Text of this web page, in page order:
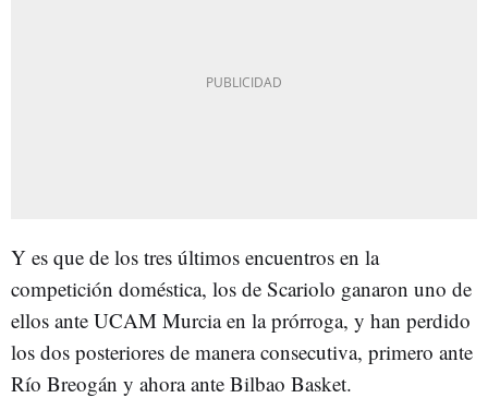
Y es que de los tres últimos encuentros en la
competición doméstica, los de Scariolo ganaron uno de
ellos ante UCAM Murcia en la prórroga, y han perdido
los dos posteriores de manera consecutiva, primero ante
Río Breogán y ahora ante Bilbao Basket.